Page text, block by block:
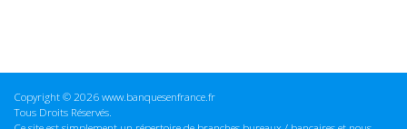
Copyright © 2026 www.banquesenfrance.fr
Tous Droits Réservés.